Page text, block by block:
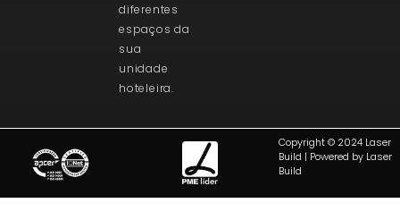
diferentes
espaços da
sua
unidade
hoteleira.
Copyright © 2024 Laser
Build | Powered by Laser
Build